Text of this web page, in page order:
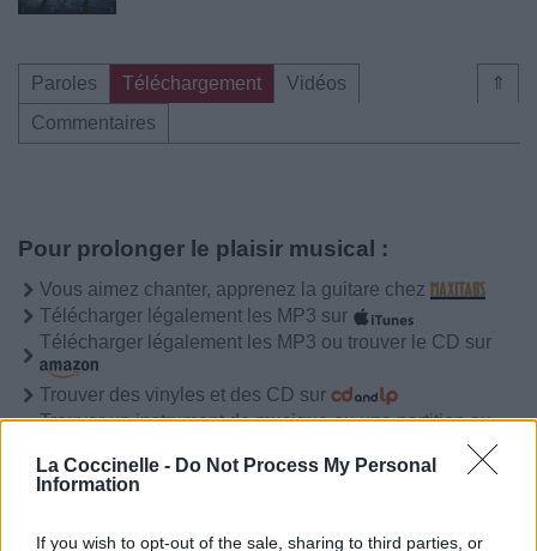
La Coccinelle - Do Not Process My Personal
Information
If you wish to opt-out of the sale, sharing to third parties, or
⇑
Paroles Téléchargement
Vidéos
Commentaires
Pour prolonger le plaisir musical :
Vous aimez chanter, apprenez la guitare chez
Télécharger légalement les MP3 sur
Télécharger légalement les MP3 ou trouver le CD sur
Trouver des vinyles et des CD sur
Trouver un instrument de musique ou une partition au